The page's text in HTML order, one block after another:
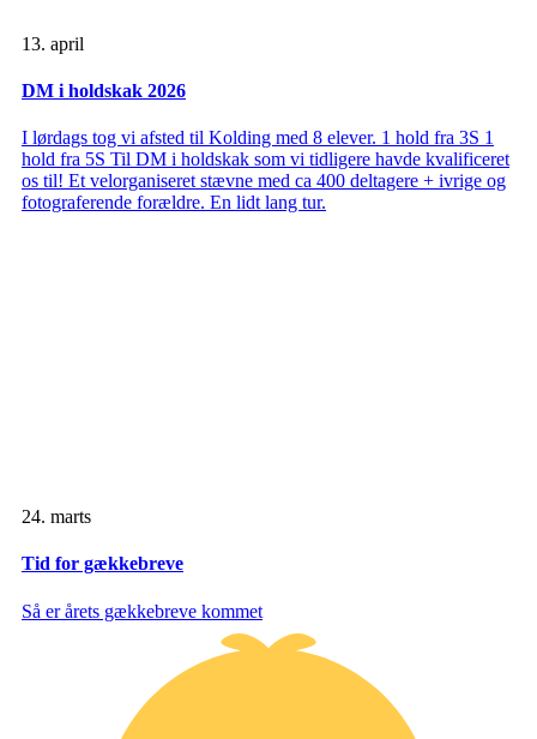
13. april
DM i holdskak 2026
I lørdags tog vi afsted til Kolding med 8 elever. 1 hold fra 3S 1
hold fra 5S Til DM i holdskak som vi tidligere havde kvalificeret
os til! Et velorganiseret stævne med ca 400 deltagere + ivrige og
fotograferende forældre. En lidt lang tur.
24. marts
Tid for gækkebreve
Så er årets gækkebreve kommet